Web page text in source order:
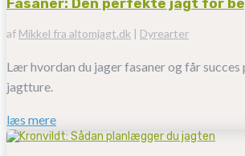
af Mikkel fra altomjagt.dk | Dyrearter
Lær hvordan du jager fasaner og får succes
jagtture.
læs mere